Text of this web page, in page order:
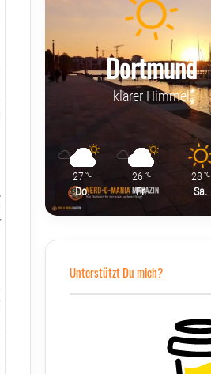
Dortmund
klarer Himmel
27 ℃
Do.
26 ℃
Fr.
28 ℃
Sa.
Unterstützt Du mich?